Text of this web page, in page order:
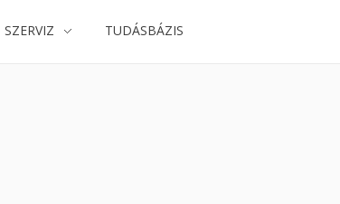
SZERVIZ TUDÁSBÁZIS